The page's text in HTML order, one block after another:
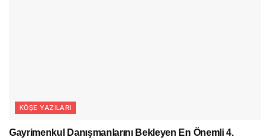
KÖŞE YAZILARI
Gayrimenkul Danışmanlarını Bekleyen En Önemli 4.